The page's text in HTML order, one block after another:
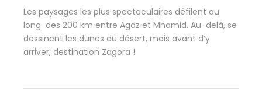
Les paysages les plus spectaculaires défilent au
long des 200 km entre Agdz et Mhamid. Au-delà, se
dessinent les dunes du désert, mais avant d’y
arriver, destination Zagora !